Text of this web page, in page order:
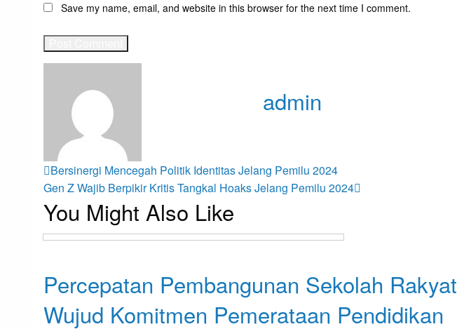
Save my name, email, and website in this browser for the next time I comment.
admin
Post
navigation
Previous
Post
Bersinergi Mencegah Politik Identitas Jelang Pemilu 2024
Next
Post
Gen Z Wajib Berpikir Kritis Tangkal Hoaks Jelang Pemilu 2024
You Might Also Like
Percepatan Pembangunan Sekolah Rakyat
Wujud Komitmen Pemerataan Pendidikan